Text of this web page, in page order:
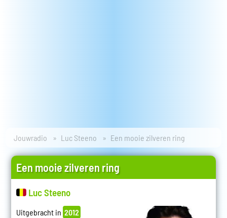
Jouwradio Luc Steeno Een mooie zilveren ring
Een mooie zilveren ring
Luc Steeno
Uitgebracht in 2012